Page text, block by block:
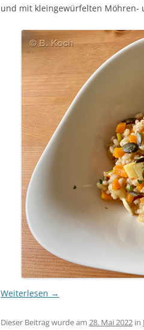
und mit kleingewürfelten Möhren-
Weiterlesen →
Dieser Beitrag wurde am 28. Mai 2022 in